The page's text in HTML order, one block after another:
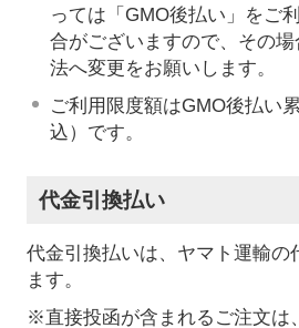
っては「GMO後払い」をご
合がございますので、その
法へ変更をお願いします。
ご利用限度額はGMO後払い
込）です。
代金引換払い
代金引換払いは、ヤマト運輸の
ます。
※直接投函が含まれるご注文は